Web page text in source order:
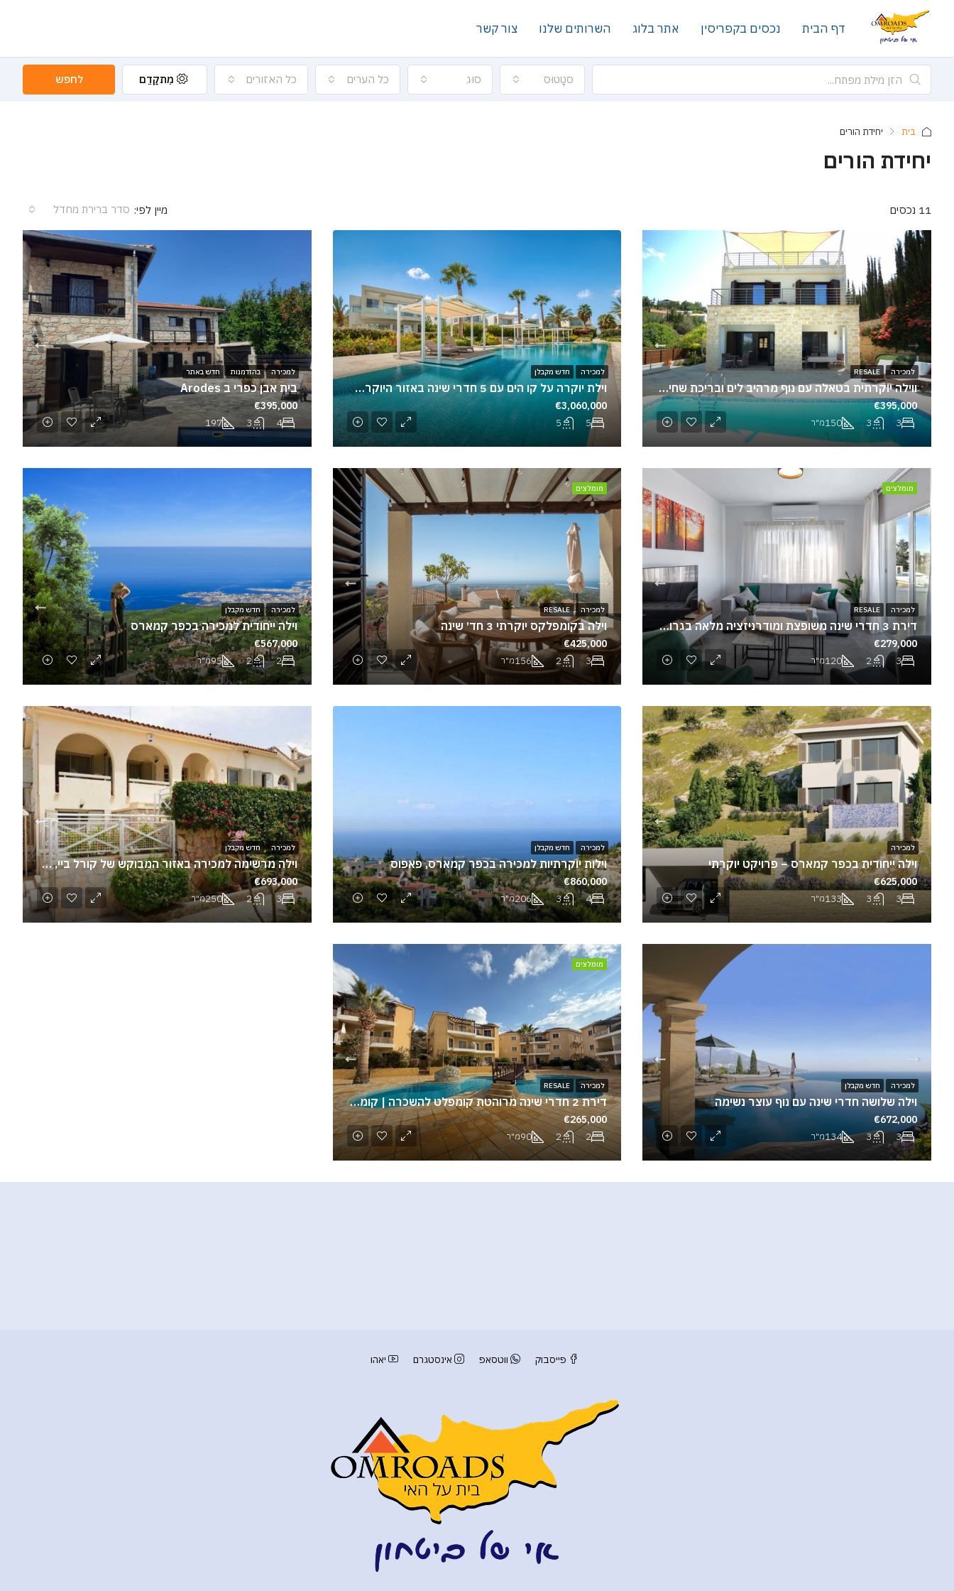
דף הבית נכסים בקפריסין אתר בלוג השרותים שלנו צור קשר
סטָטוּס סוּג כל הערים כל האזורים מִתקַדֵם לחפש
בית יחידת הורים
יחידת הורים
11 נכסים מיין לפי: סדר ברירת מחדל
ווילה יוקרתית בטאלה עם נוף מרהיב לים ובריכת שחייה פרטית
3
3
150מ"ר
€395,000
למכירה RESALE
וילת יוקרה על קו הים עם 5 חדרי שינה באזור היוקרתי ביותר בפאפוס
5
5
€3,060,000
למכירה חדש מקבלן
בית אבן כפרי ב Arodes
4
3
197
€395,000
למכירה בהזדמנות חדש באתר
דירת 3 חדרי שינה משופצת ומודרניזציה מלאה בגרוסקיפו | חניה
3
2
120מ"ר
€279,000
למכירה RESALE
מומלצים
וילה בקומפלקס יוקרתי 3 חד׳ שינה
3
2
156מ"ר
€425,000
למכירה RESALE
מומלצים
וילה ייחודית למכירה בכפר קמארס
2
2
95מ"ר
€567,000
למכירה חדש מקבלן
וילה ייחודית בכפר קמארס – פרויקט יוקרתי
3
3
133מ"ר
€625,000
למכירה
וילות יוקרתיות למכירה בכפר קמארס, פאפוס
4
3
206מ"ר
€860,000
למכירה חדש מקבלן
וילה מרשימה למכירה באזור המבוקש של קורל ביי, פאפוס
3
2
250מ"ר
€693,000
למכירה חדש מקבלן
וילה שלושה חדרי שינה עם נוף עוצר נשימה
3
3
134מ"ר
€672,000
למכירה חדש מקבלן
דירת 2 חדרי שינה מרוהטת קומפלט להשכרה | קומפלקס יוקרתי עם 2 בריכות
2
2
90מ"ר
€265,000
למכירה RESALE
מומלצים
פייסבוק ווטסאפ אינסטגרם יאהו